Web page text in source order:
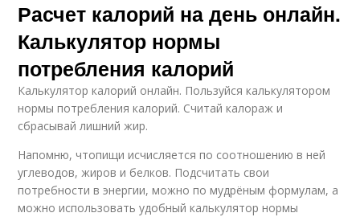
Расчет калорий на день онлайн.
Калькулятор нормы
потребления калорий
Калькулятор калорий онлайн. Пользуйся калькулятором
нормы потребления калорий. Считай калораж и
сбрасывай лишний жир.
Напомню, чтопищи исчисляется по соотношению в ней
углеводов, жиров и белков. Подсчитать свои
потребности в энергии, можно по мудрёным формулам, а
можно использовать удобный калькулятор нормы